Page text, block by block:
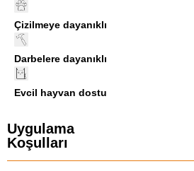
Çizilmeye dayanıklı
Darbelere dayanıklı
Evcil hayvan dostu
Uygulama
Koşulları